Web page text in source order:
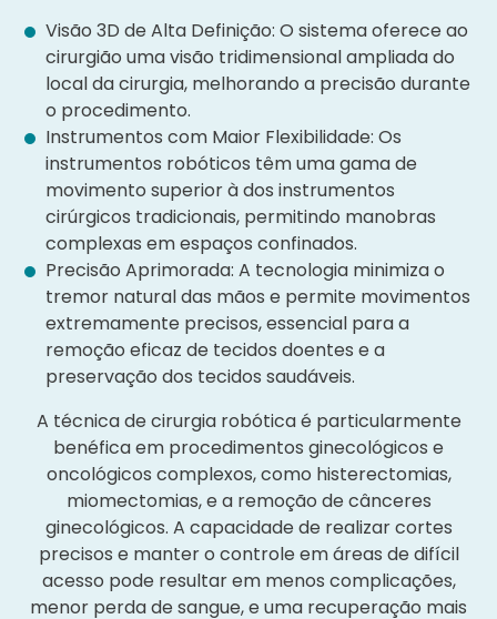
Visão 3D de Alta Definição: O sistema oferece ao
cirurgião uma visão tridimensional ampliada do
local da cirurgia, melhorando a precisão durante
o procedimento.
Instrumentos com Maior Flexibilidade: Os
instrumentos robóticos têm uma gama de
movimento superior à dos instrumentos
cirúrgicos tradicionais, permitindo manobras
complexas em espaços confinados.
Precisão Aprimorada: A tecnologia minimiza o
tremor natural das mãos e permite movimentos
extremamente precisos, essencial para a
remoção eficaz de tecidos doentes e a
preservação dos tecidos saudáveis.
A técnica de cirurgia robótica é particularmente
benéfica em procedimentos ginecológicos e
oncológicos complexos, como histerectomias,
miomectomias, e a remoção de cânceres
ginecológicos. A capacidade de realizar cortes
precisos e manter o controle em áreas de difícil
acesso pode resultar em menos complicações,
menor perda de sangue, e uma recuperação mais